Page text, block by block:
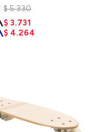
$5.330
$ 3.731
$ 4.264